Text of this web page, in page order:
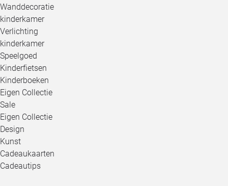
Wanddecoratie
kinderkamer
Verlichting
kinderkamer
Speelgoed
Kinderfietsen
Kinderboeken
Eigen Collectie
Sale
Eigen Collectie
Design
Kunst
Cadeaukaarten
Cadeautips